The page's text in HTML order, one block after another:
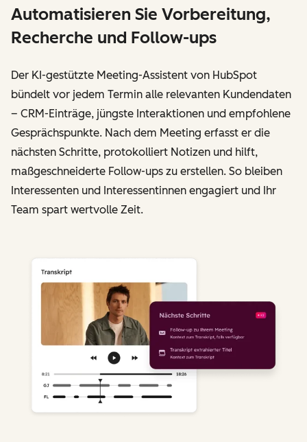
Automatisieren Sie Vorbereitung,
Recherche und Follow-ups
Der KI-gestützte Meeting-Assistent von HubSpot
bündelt vor jedem Termin alle relevanten Kundendaten
– CRM-Einträge, jüngste Interaktionen und empfohlene
Gesprächspunkte. Nach dem Meeting erfasst er die
nächsten Schritte, protokolliert Notizen und hilft,
maßgeschneiderte Follow-ups zu erstellen. So bleiben
Interessenten und Interessentinnen engagiert und Ihr
Team spart wertvolle Zeit.